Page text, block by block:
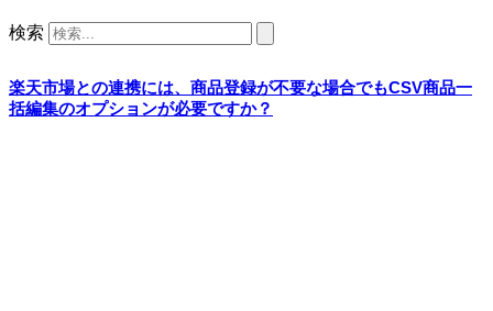
検索
楽天市場との連携には、商品登録が不要な場合でもCSV商品一
括編集のオプションが必要ですか？